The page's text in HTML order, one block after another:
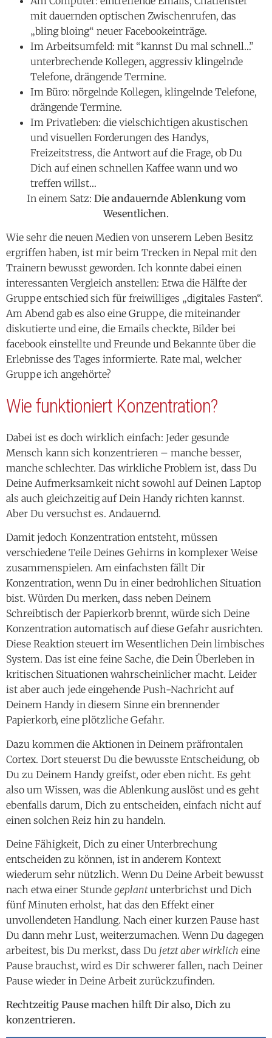
mit dauernden optischen Zwischenrufen, das
„bling bloing“ neuer Facebookeinträge.
Im Arbeitsumfeld: mit “kannst Du mal schnell…”
unterbrechende Kollegen, aggressiv klingelnde
Telefone, drängende Termine.
Im Büro: nörgelnde Kollegen, klingelnde Telefone,
drängende Termine.
Im Privatleben: die vielschichtigen akustischen
und visuellen Forderungen des Handys,
Freizeitstress, die Antwort auf die Frage, ob Du
Dich auf einen schnellen Kaffee wann und wo
treffen willst…
In einem Satz: Die andauernde Ablenkung vom
Wesentlichen.
Wie sehr die neuen Medien von unserem Leben Besitz
ergriffen haben, ist mir beim Trecken in Nepal mit den
Trainern bewusst geworden. Ich konnte dabei einen
interessanten Vergleich anstellen: Etwa die Hälfte der
Gruppe entschied sich für freiwilliges „digitales Fasten“.
Am Abend gab es also eine Gruppe, die miteinander
diskutierte und eine, die Emails checkte, Bilder bei
facebook einstellte und Freunde und Bekannte über die
Erlebnisse des Tages informierte. Rate mal, welcher
Gruppe ich angehörte?
Wie funktioniert Konzentration?
Dabei ist es doch wirklich einfach: Jeder gesunde
Mensch kann sich konzentrieren – manche besser,
manche schlechter. Das wirkliche Problem ist, dass Du
Deine Aufmerksamkeit nicht sowohl auf Deinen Laptop
als auch gleichzeitig auf Dein Handy richten kannst.
Aber Du versuchst es. Andauernd.
Damit jedoch Konzentration entsteht, müssen
verschiedene Teile Deines Gehirns in komplexer Weise
zusammenspielen. Am einfachsten fällt Dir
Konzentration, wenn Du in einer bedrohlichen Situation
bist. Würden Du merken, dass neben Deinem
Schreibtisch der Papierkorb brennt, würde sich Deine
Konzentration automatisch auf diese Gefahr ausrichten.
Diese Reaktion steuert im Wesentlichen Dein limbisches
System. Das ist eine feine Sache, die Dein Überleben in
kritischen Situationen wahrscheinlicher macht. Leider
ist aber auch jede eingehende Push-Nachricht auf
Deinem Handy in diesem Sinne ein brennender
Papierkorb, eine plötzliche Gefahr.
Dazu kommen die Aktionen in Deinem präfrontalen
Cortex. Dort steuerst Du die bewusste Entscheidung, ob
Du zu Deinem Handy greifst, oder eben nicht. Es geht
also um Wissen, was die Ablenkung auslöst und es geht
ebenfalls darum, Dich zu entscheiden, einfach nicht auf
einen solchen Reiz hin zu handeln.
Deine Fähigkeit, Dich zu einer Unterbrechung
entscheiden zu können, ist in anderem Kontext
wiederum sehr nützlich. Wenn Du Deine Arbeit bewusst
nach etwa einer Stunde geplantunterbrichst und Dich
fünf Minuten erholst, hat das den Effekt einer
unvollendeten Handlung. Nach einer kurzen Pause hast
Du dann mehr Lust, weiterzumachen. Wenn Du dagegen
arbeitest, bis Du merkst, dass Du jetzt aber wirklich eine
Pause brauchst, wird es Dir schwerer fallen, nach Deiner
Pause wieder in Deine Arbeit zurückzufinden.
Rechtzeitig Pause machen hilft Dir also, Dich zu
konzentrieren.